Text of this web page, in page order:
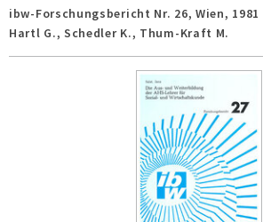
ibw-Forschungsbericht Nr. 26, Wien, 1981
Hartl G., Schedler K., Thum-Kraft M.